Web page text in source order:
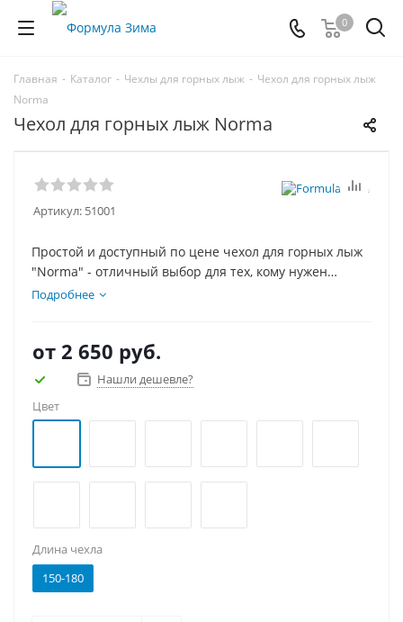
0
Главная - Каталог - Чехлы для горных лыж - Чехол для горных лыж
Norma
Чехол для горных лыж Norma
Артикул: 51001
Простой и доступный по цене чехол для горных лыж
"Norma" - отличный выбор для тех, кому нужен
просто чехол, без наворотов. Конструкция чехла
из качественных и прочных материалов.
Подробнее
от 2 650 руб.
Нашли дешевле?
Цвет
Длина чехла
150-180